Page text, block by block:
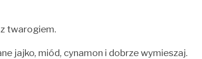
twarogiem.
jajko, miód, cynamon i dobrze wymieszaj.